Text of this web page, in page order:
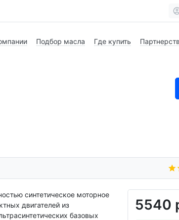
Подбор масла Где купить
5540
синтетическое моторное
двигателей из
базовых